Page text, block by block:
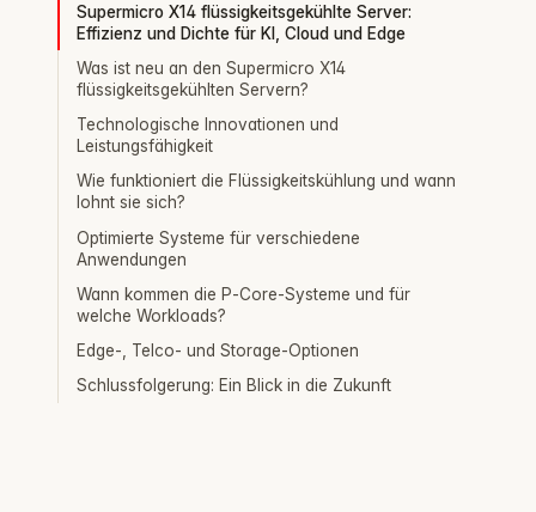
Supermicro X14 flüssigkeitsgekühlte Server:
Effizienz und Dichte für KI, Cloud und Edge
Was ist neu an den Supermicro X14
flüssigkeitsgekühlten Servern?
Technologische Innovationen und
Leistungsfähigkeit
Wie funktioniert die Flüssigkeitskühlung und wann
lohnt sie sich?
Optimierte Systeme für verschiedene
Anwendungen
Wann kommen die P‑Core‑Systeme und für
welche Workloads?
Edge-, Telco- und Storage-Optionen
Schlussfolgerung: Ein Blick in die Zukunft